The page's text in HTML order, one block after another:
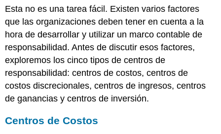
Esta no es una tarea fácil. Existen varios factores
que las organizaciones deben tener en cuenta a la
hora de desarrollar y utilizar un marco contable de
responsabilidad. Antes de discutir esos factores,
exploremos los cinco tipos de centros de
responsabilidad: centros de costos, centros de
costos discrecionales, centros de ingresos, centros
de ganancias y centros de inversión.
Centros de Costos